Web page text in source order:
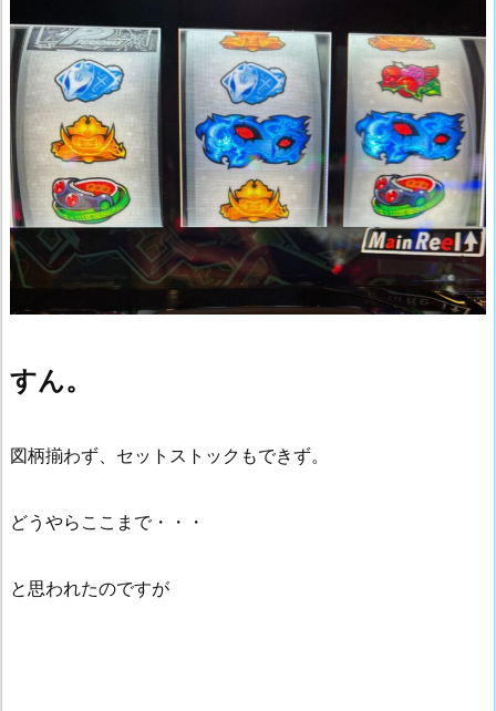
すん。
図柄揃わず、セットストックもできず。
どうやらここまで・・・
と思われたのですが